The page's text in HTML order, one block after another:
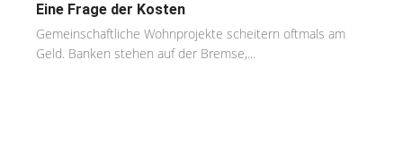
Eine Frage der Kosten
Gemeinschaftliche Wohnprojekte scheitern oftmals am
Geld. Banken stehen auf der Bremse,...